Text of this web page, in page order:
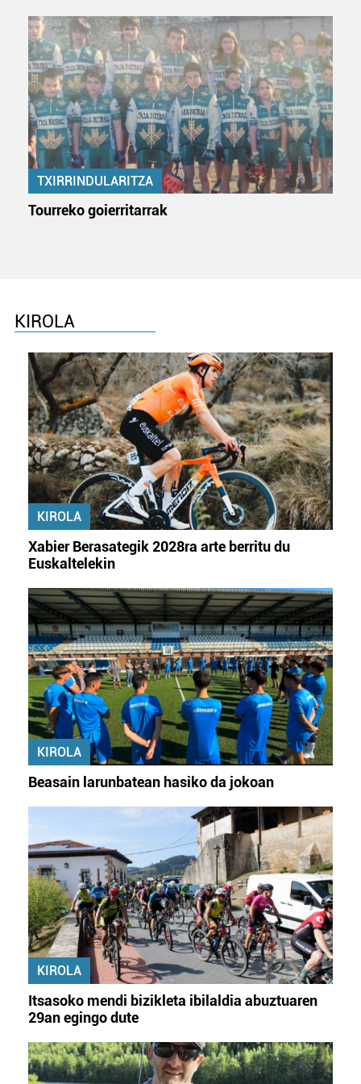
teknologia erabiliz, cookieak adibidez, iragarki eta eduki
pertsonalizatuak eskaintzeko, iragarkiak eta edukia
neurtzeko, jendeari buruzko informazioa biltzeko eta
produktuak garatzeko. Zure datuak nork eta zertarako
erabiltzen dituen hauta dezakezu.
Bazkide batzuek ez dizute baimenik eskatzen, eta beren
interes komertzial legitimoetan babesten dira. Ikusi gure
bazkideen zerrenda, beren ustez zein helburutarako
dezakezun ikusteko.
zure baimena Cookieen adierazpenean.
Webgune honek cookie propioak eta hirugarrenen cookie-
fitxategiak erabiltzen ditu. Zure esperientzia eta
zerbitzuak hobetzeko asmoz, cookie teknologiaz
baliatzen gara. Ohar hau onartuz gero, teknologia hori
erabiltzeko baimen esplizitua ematen diguzu.Gehiago
irakurri
TXIRRINDULARITZA
Tourreko goierritarrak
KIROLA
KIROLA
Xabier Berasategik 2028ra arte berritu du
Euskaltelekin
KIROLA
Beasain larunbatean hasiko da jokoan
KIROLA
Itsasoko mendi bizikleta ibilaldia abuztuaren
29an egingo dute